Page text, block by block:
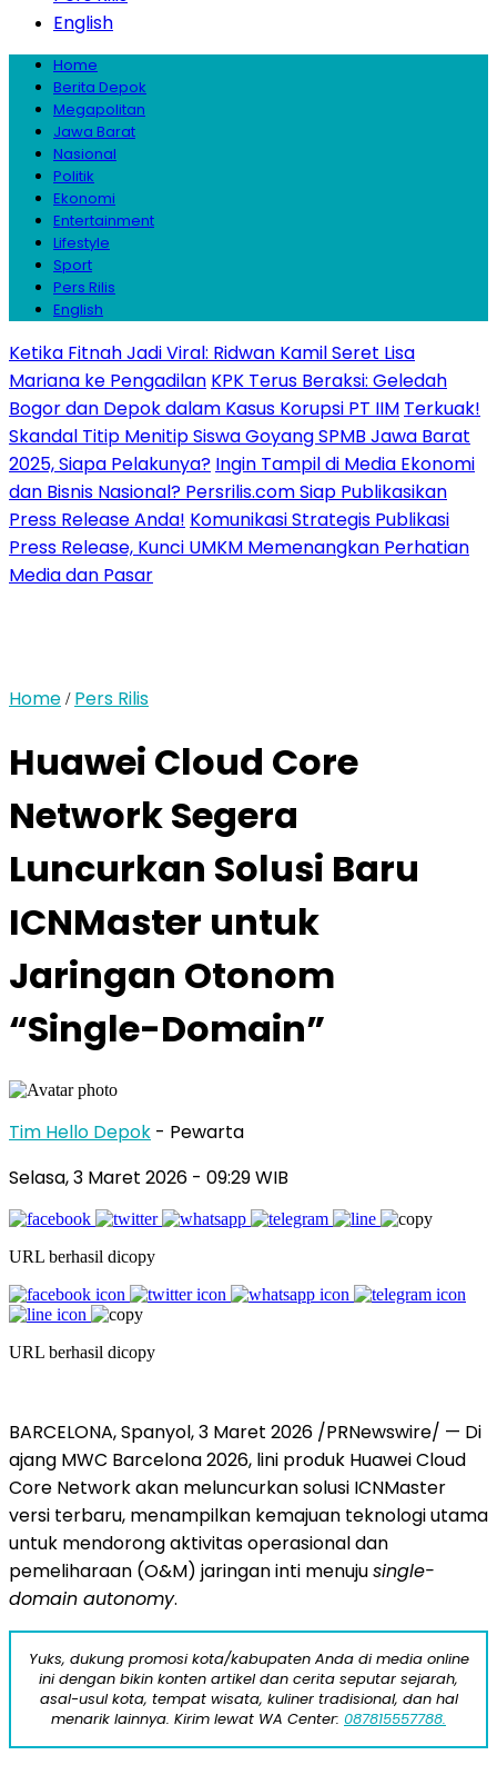
English
Home
Berita Depok
Megapolitan
Jawa Barat
Nasional
Politik
Ekonomi
Entertainment
Lifestyle
Sport
Pers Rilis
English
Ketika Fitnah Jadi Viral: Ridwan Kamil Seret Lisa
Mariana ke Pengadilan KPK Terus Beraksi: Geledah
Bogor dan Depok dalam Kasus Korupsi PT IIM Terkuak!
Skandal Titip Menitip Siswa Goyang SPMB Jawa Barat
2025, Siapa Pelakunya? Ingin Tampil di Media Ekonomi
dan Bisnis Nasional? Persrilis.com Siap Publikasikan
Press Release Anda! Komunikasi Strategis Publikasi
Press Release, Kunci UMKM Memenangkan Perhatian
Media dan Pasar
Home / Pers Rilis
Huawei Cloud Core
Network Segera
Luncurkan Solusi Baru
ICNMaster untuk
Jaringan Otonom
“Single-Domain”
Tim Hello Depok - Pewarta
Selasa, 3 Maret 2026 - 09:29 WIB
URL berhasil dicopy
URL berhasil dicopy
BARCELONA, Spanyol, 3 Maret 2026 /PRNewswire/ — Di
ajang MWC Barcelona 2026, lini produk Huawei Cloud
Core Network akan meluncurkan solusi ICNMaster
versi terbaru, menampilkan kemajuan teknologi utama
untuk mendorong aktivitas operasional dan
pemeliharaan (O&M) jaringan inti menujusingle-
domain autonomy.
Yuks, dukung promosi kota/kabupaten Anda di media online
ini dengan bikin konten artikel dan cerita seputar sejarah,
asal-usul kota, tempat wisata, kuliner tradisional, dan hal
menarik lainnya. Kirim lewat WA Center: 087815557788.